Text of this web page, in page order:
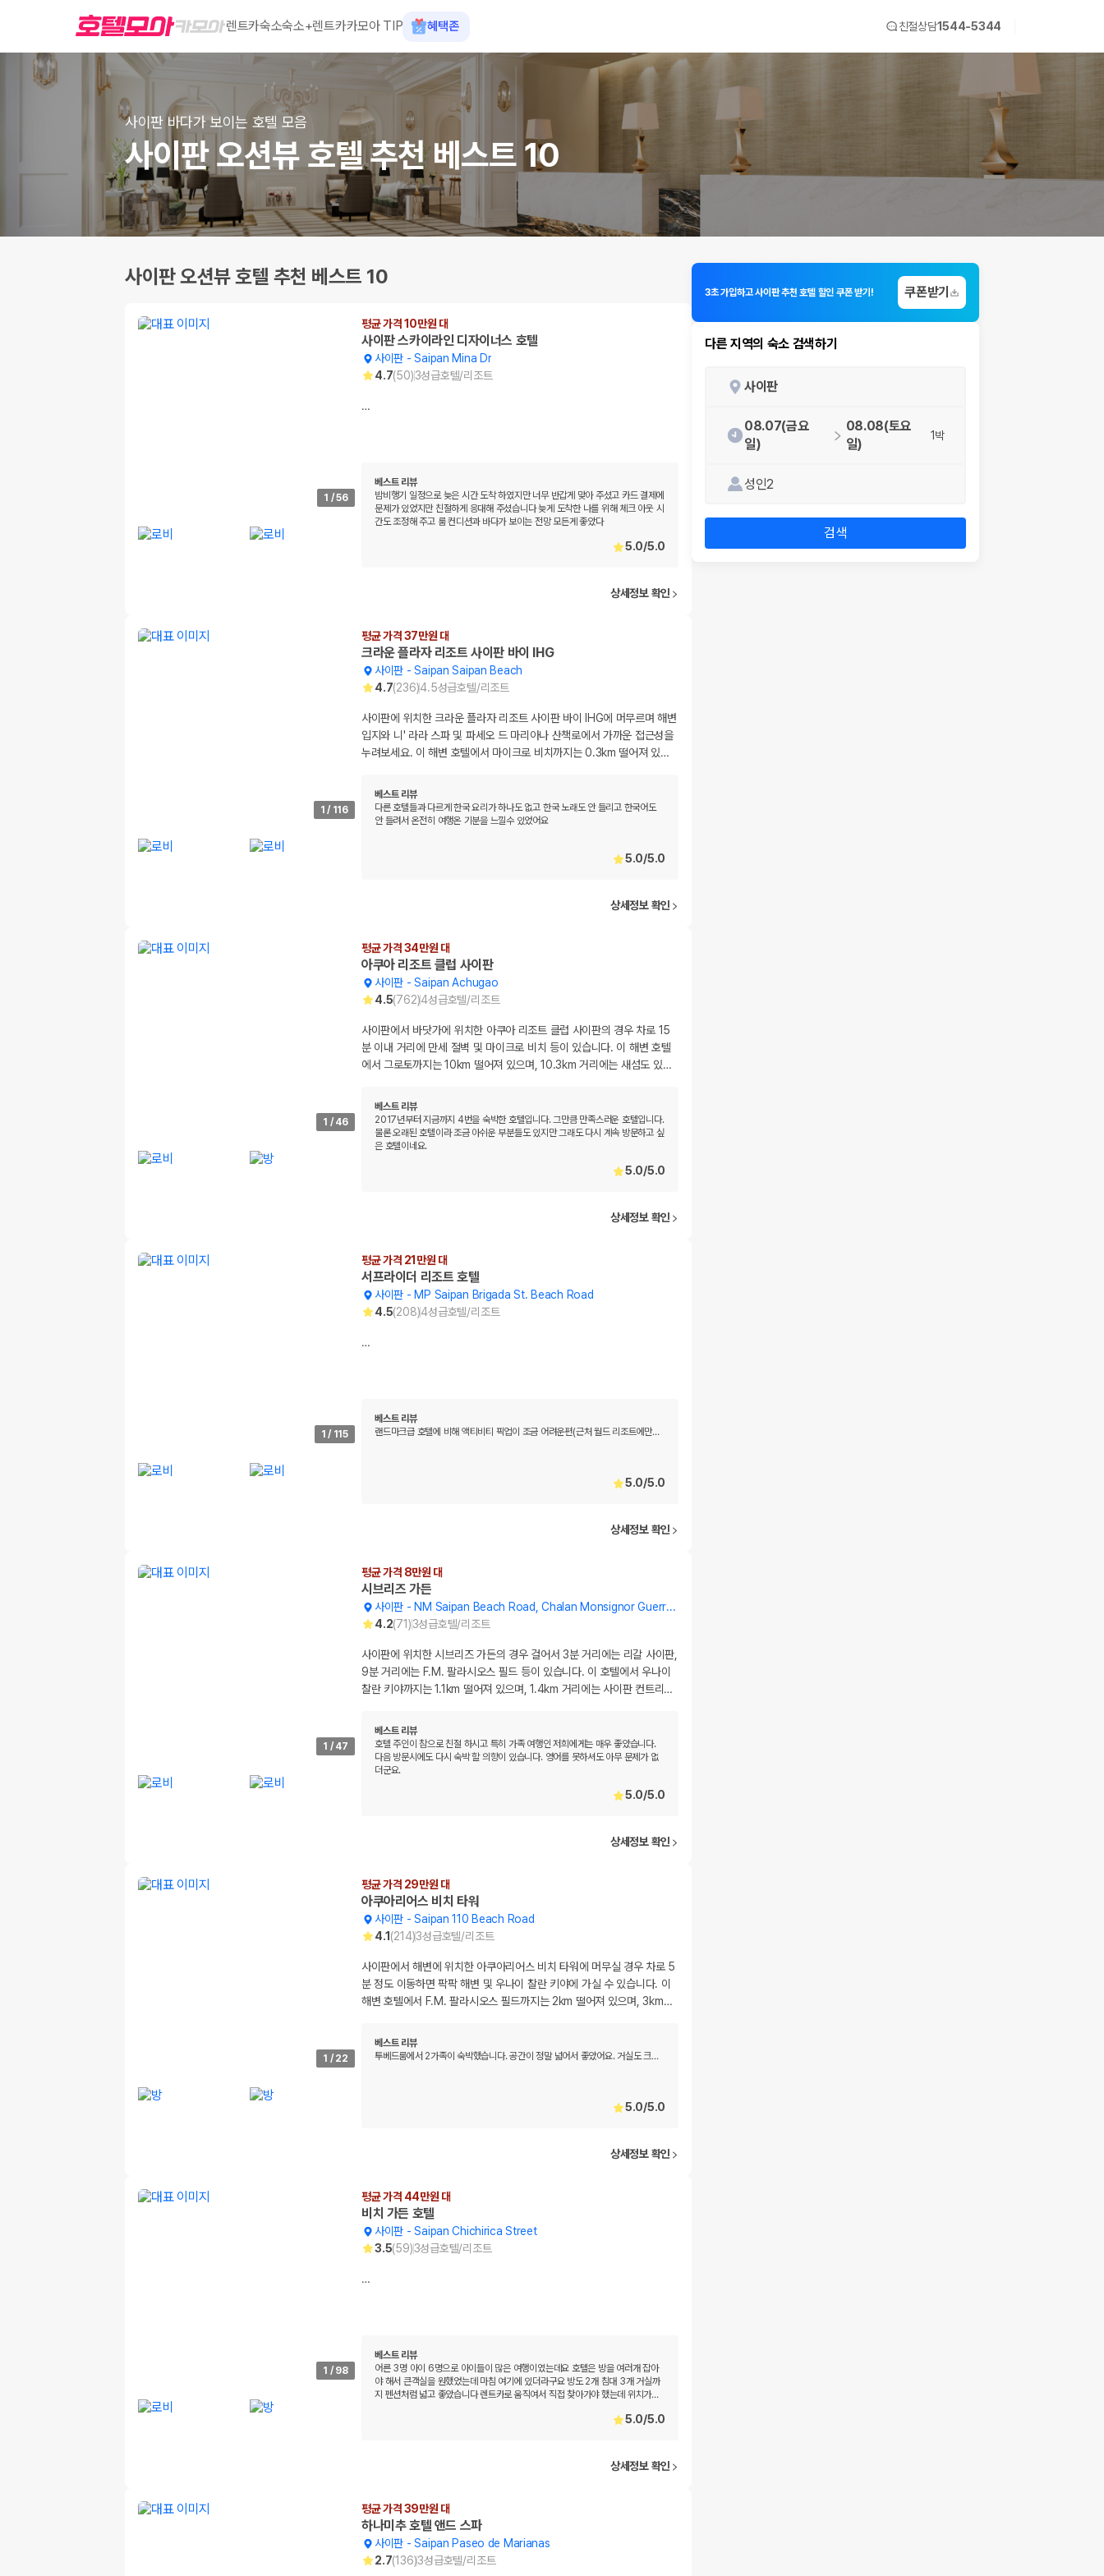
렌트카숙소숙소+렌트카카모아 TIP 혜택존 친절상담1544-5344
사이판 바다가 보이는 호텔 모음
사이판 오션뷰 호텔 추천 베스트 10
사이판 오션뷰 호텔 추천 베스트 10
1 /56
평균 가격 10만원 대
사이판 스카이라인 디자이너스 호텔
사이판 -Saipan Mina Dr
4.7(50)3성급호텔/리조트
…
베스트 리뷰
밤비행기 일정으로 늦은 시간 도착 하였지만 너무 반갑게 맞아 주셨고 카드 결제에
문제가 있었지만 친절하게 응대해 주셨습니다 늦게 도착한 나를 위해 체크 아웃 시
간도 조정해 주고 룸 컨디션과 바다가 보이는 전망 모든게 좋았다
5.0/5.0
상세정보 확인
1 / 116
평균 가격 37만원 대
크라운 플라자 리조트 사이판 바이 IHG
사이판 -Saipan Saipan Beach
4.7(236)4.5성급호텔/리조트
사이판에 위치한 크라운 플라자 리조트 사이판 바이 IHG에 머무르며 해변
입지와 니' 라라 스파 및 파세오 드 마리아나 산책로에서 가까운 접근성을
누려보세요. 이 해변 호텔에서 마이크로 비치까지는 0.3km 떨어져 있…
베스트 리뷰
다른 호텔들과 다르게 한국 요리가 하나도 없고 한국 노래도 안 들리고 한국어도
안 들려서 온전히 여행온 기분을 느낄수 있었어요
5.0/5.0
상세정보 확인
1 / 46
평균 가격 34만원 대
아쿠아 리조트 클럽 사이판
사이판 -Saipan Achugao
4.5(762)4성급호텔/리조트
사이판에서 바닷가에 위치한 아쿠아 리조트 클럽 사이판의 경우 차로 15
분 이내 거리에 만세 절벽 및 마이크로 비치 등이 있습니다. 이 해변 호텔
에서 그로토까지는 10km 떨어져 있으며, 10.3km 거리에는 새섬도 있…
베스트 리뷰
2017년부터 지금까지 4번을 숙박한 호텔입니다. 그만큼 만족스러운 호텔입니다.
물론 오래된 호텔이라 조금 아쉬운 부분들도 있지만 그래도 다시 계속 방문하고 싶
은 호텔이네요.
5.0/5.0
상세정보 확인
1 / 115
평균 가격 21만원 대
서프라이더 리조트 호텔
사이판 - MP Saipan Brigada St. Beach Road
4.5(208)4성급호텔/리조트
…
베스트 리뷰
랜드마크급 호텔에 비해 액티비티 픽업이 조금 어려운편(근처 월드 리조트에만…
5.0/5.0
상세정보 확인
1 / 47
평균 가격 8만원 대
시브리즈 가든
사이판 - NM Saipan Beach Road, Chalan Monsignor Guerreo St
4.2(71)3성급호텔/리조트
사이판에 위치한 시브리즈 가든의 경우 걸어서 3분 거리에는 리갈 사이판,
9분 거리에는 F.M. 팔라시오스 필드 등이 있습니다. 이 호텔에서 우나이
찰란 키야까지는 1.1km 떨어져 있으며, 1.4km 거리에는 사이판 컨트리 …
베스트 리뷰
호텔 주인이 참으로 친절 하시고 특히 가족 여행인 저희에게는 매우 좋았습니다.
다음 방문시에도 다시 숙박 할 의향이 있습니다. 영어를 못하셔도 아무 문제가 없
더군요.
5.0/5.0
상세정보 확인
1 / 22
평균 가격 29만원 대
아쿠아리어스 비치 타워
사이판 -Saipan 110 Beach Road
4.1 (214)3성급호텔/리조트
사이판에서 해변에 위치한 아쿠아리어스 비치 타워에 머무실 경우 차로 5
분 정도 이동하면 팍팍 해변 및 우나이 찰란 키야에 가실 수 있습니다. 이
해변 호텔에서 F.M. 팔라시오스 필드까지는 2km 떨어져 있으며, 3km…
베스트 리뷰
투베드룸에서 2가족이 숙박했습니다. 공간이 정말 넓어서 좋았어요. 거실도 크…
5.0/5.0
상세정보 확인
1 / 98
평균 가격 44만원 대
비치 가든 호텔
사이판 -Saipan Chichirica Street
3.5(59)3성급호텔/리조트
…
베스트 리뷰
어른 3명 아이 6명으로 아이들이 많은 여행이였는데요 호텔은 방을 여러개 잡아
야 해서 큰객실을 원했었는데 마침 여기에 있더라구요 방도 2개 침대 3개 거실까
지 펜션처럼 넓고 좋았습니다 렌트카로 움직여서 직접 찾아가야 했는데 위치가…
5.0/5.0
상세정보 확인
평균 가격 39만원 대
하나미추 호텔 앤드 스파
사이판 -Saipan Paseo de Marianas
2.7(136)3성급호텔/리조트
3초 가입하고 사이판 추천 호텔 할인 쿠폰 받기! 쿠폰받기
다른 지역의 숙소 검색하기
사이판
08.07(금요
일)
08.08(토요
일)
1박
성인2
검색